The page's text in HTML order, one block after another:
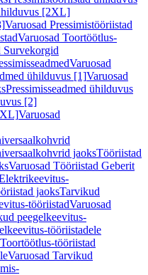
[2XL]
Varuosad Pressimistööriistad
Varuosad Toortöötlus-
Survekorgid
Varuosad
ühilduvus [1]Varuosad
Pressimisseadmed ühilduvus
[2]
Varuosad
jaoksTööriistad
Varuosad Tööriistad Geberit
jaoksTarvikud
tööriistadVaruosad
peegelkeevitus-
tööriistadele
tööriistad
Varuosad Tarvikud